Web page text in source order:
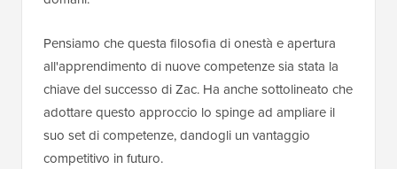
Pensiamo che questa filosofia di onestà e apertura
all'apprendimento di nuove competenze sia stata la
chiave del successo di Zac. Ha anche sottolineato che
adottare questo approccio lo spinge ad ampliare il
suo set di competenze, dandogli un vantaggio
competitivo in futuro.